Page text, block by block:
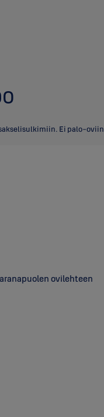
Ei palo-oviin
ovilehteen